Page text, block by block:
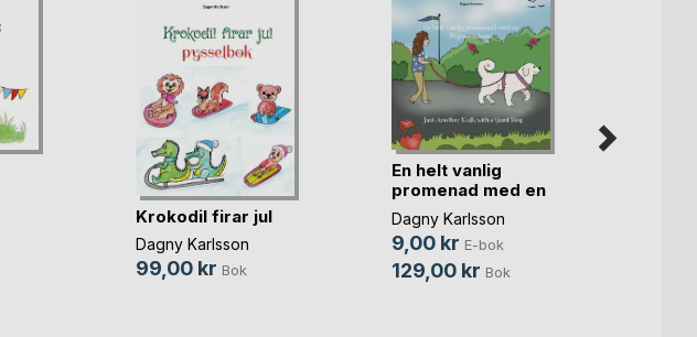
Krokodil firar jul
Dagny Karlsson
99,00 kr Bok
En helt vanlig
promenad med en
Pyr(...)
Dagny Karlsson
9,00 kr E-bok
129,00 kr Bok